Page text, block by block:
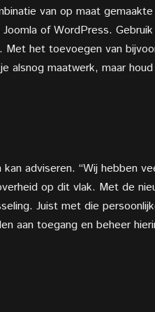
van op maat
of WordPress.
Met het toevoegen van
alsnog maatwerk, maar
adviseren. “Wij hebben
op dit vlak. Met de
Juist met die
aan toegang en beheer